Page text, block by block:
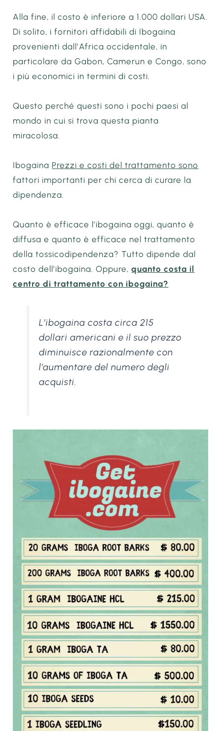
Alla fine, il costo è inferiore a 1.000 dollari USA.
Di solito, i fornitori affidabili di Ibogaina
provenienti dall’Africa occidentale, in
particolare da Gabon, Camerun e Congo, sono
i più economici in termini di costi.
Questo perché questi sono i pochi paesi al
mondo in cui si trova questa pianta
miracolosa.
Ibogaina Prezzi e costi del trattamento sono
fattori importanti per chi cerca di curare la
dipendenza.
Quanto è efficace l’ibogaina oggi, quanto è
diffusa e quanto è efficace nel trattamento
della tossicodipendenza? Tutto dipende dal
costo dell’ibogaina. Oppure,quanto costa il
centro di trattamento con ibogaina?
L’ibogaina costa circa 215
dollari americani e il suo prezzo
diminuisce razionalmente con
l’aumentare del numero degli
acquisti.